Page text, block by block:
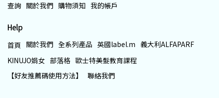
查詢 關於我們 購物須知 我的帳戶
Help
首頁 關於我們 全系列產品 英國label.m 義大利ALFAPARF
KINUJO娟女 部落格 歐士特美髮教育課程
【好友推薦碼使用方法】
聯絡我們